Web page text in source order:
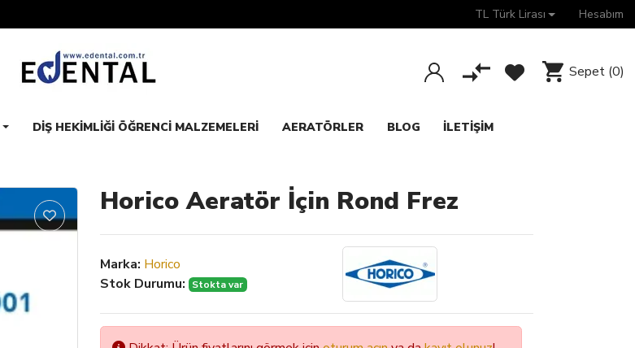
TL Türk Lirası Hesabım
Sepet (0)
DIŞ HEKIMLIĞI ÖĞRENCI MALZEMELERI AERATÖRLER BLOG İLETIŞIM
Horico Aeratör İçin Rond Frez
Marka: Horico
Stok Durumu:
Stokta var